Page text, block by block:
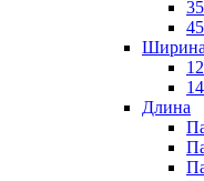
Ширина
Длина